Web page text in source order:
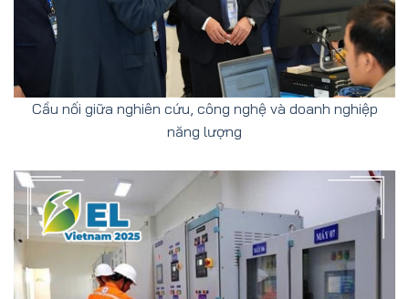
Cầu nối giữa nghiên cứu, công nghệ và doanh nghiệp
năng lượng